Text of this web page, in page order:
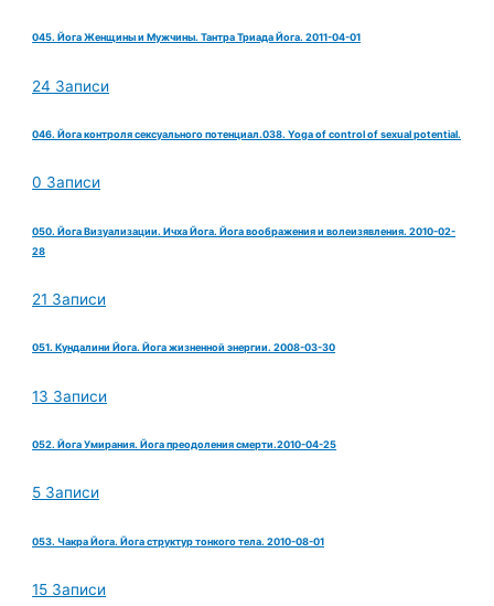
045. Йога Женщины и Мужчины. Тантра Триада Йога. 2011-04-01
24 Записи
046. Йога контроля сексуального потенциал.038. Yoga of control of sexual potential.
0 Записи
050. Йога Визуализации. Ичха Йога. Йога воображения и волеизявления. 2010-02-
28
21 Записи
051. Кундалини Йога. Йога жизненной энергии. 2008-03-30
13 Записи
052. Йога Умирания. Йога преодоления смерти.2010-04-25
5 Записи
053. Чакра Йога. Йога структур тонкого тела. 2010-08-01
15 Записи